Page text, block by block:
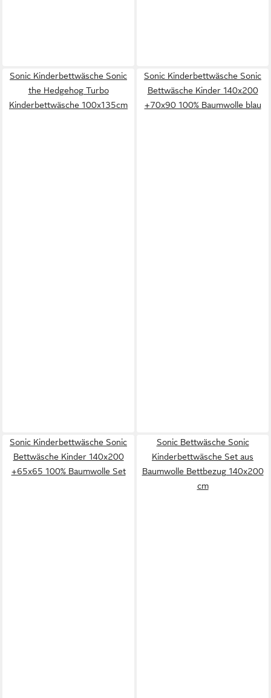
Sonic Kinderbettwäsche Sonic
the Hedgehog Turbo
Kinderbettwäsche 100x135cm
Sonic Kinderbettwäsche Sonic
Bettwäsche Kinder 140x200
+70x90 100% Baumwolle blau
Sonic Kinderbettwäsche Sonic
Bettwäsche Kinder 140x200
+65x65 100% Baumwolle Set
Sonic Bettwäsche Sonic
Kinderbettwäsche Set aus
Baumwolle Bettbezug 140x200
cm